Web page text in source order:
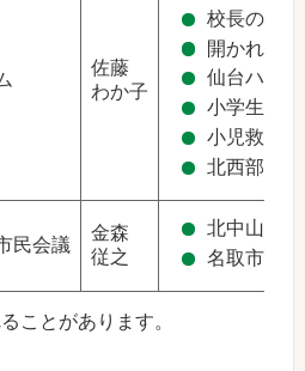
佐藤
わか子
校長の資
開かれた
仙台ハロ
小学生の
小児救急
北西部地
民会議
金森
従之
北中山中
名取市合
ことがあります。